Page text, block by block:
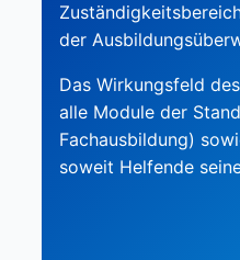
der
Das Wirkungsfeld
alle Module der
Fachausbildung)
soweit Helfende